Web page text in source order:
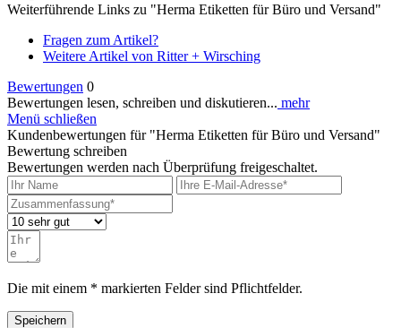
Weiterführende Links zu "Herma Etiketten für Büro und Versand"
Fragen zum Artikel?
Weitere Artikel von Ritter + Wirsching
Bewertungen 0
Bewertungen lesen, schreiben und diskutieren... mehr
Menü schließen
Kundenbewertungen für "Herma Etiketten für Büro und Versand"
Bewertung schreiben
Bewertungen werden nach Überprüfung freigeschaltet.
Die mit einem * markierten Felder sind Pflichtfelder.
Speichern